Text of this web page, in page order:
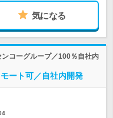
気になる
コーグループ／100％自社内
ート可／自社内開発